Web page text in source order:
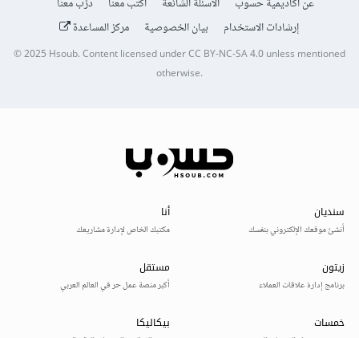
عن أكاديمية حسوب الأسئلة الشائعة اكتب معنا
درّب معنا
إرشادات الاستخدام
بيان الخصوصية مركز المساعدة
© 2025Hsoub.Content licensed underCC BY-NC-SA 4.0unless mentioned
otherwise.